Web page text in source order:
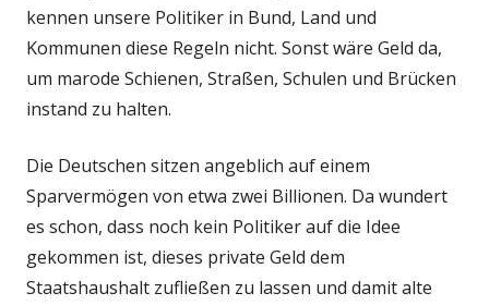
kennen unsere Politiker in Bund, Land und
Kommunen diese Regeln nicht. Sonst wäre Geld da,
um marode Schienen, Straßen, Schulen und Brücken
instand zu halten.
Die Deutschen sitzen angeblich auf einem
Sparvermögen von etwa zwei Billionen. Da wundert
es schon, dass noch kein Politiker auf die Idee
gekommen ist, dieses private Geld dem
Staatshaushalt zufließen zu lassen und damit alte